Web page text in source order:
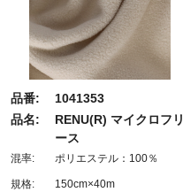
品番:
1041353
品名:
RENU(R) マイクロフリ
ース
混率: ポリエステル：100％
規格: 150cm×40m